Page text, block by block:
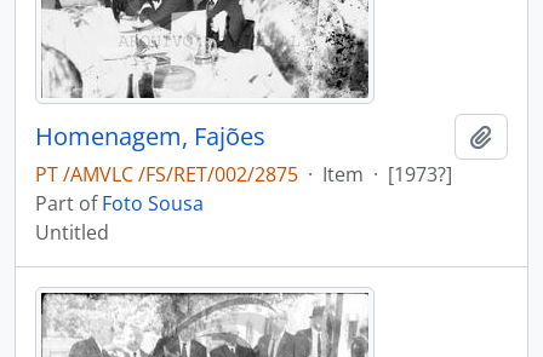
Homenagem, Fajões
PT /AMVLC /FS/RET/002/2875 · Item · [1973?]
Part ofFoto Sousa
Untitled